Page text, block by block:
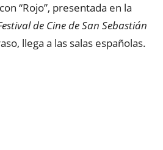
con “Rojo”, presentada en la
de Cine de San Sebastián
llega a las salas españolas.